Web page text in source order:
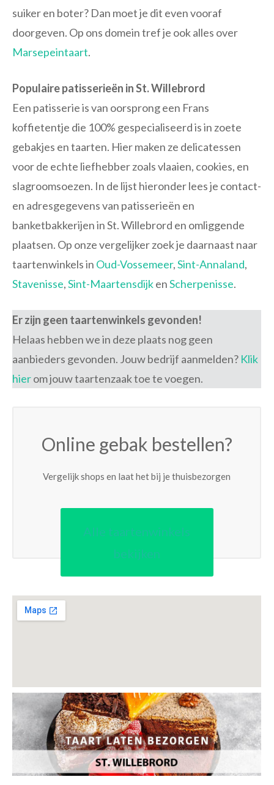
suiker en boter? Dan moet je dit even vooraf
doorgeven. Op ons domein tref je ook alles over
Marsepeintaart.
Populaire patisserieën in St. Willebrord
Een patisserie is van oorsprong een Frans
koffietentje die 100% gespecialiseerd is in zoete
gebakjes en taarten. Hier maken ze delicatessen
voor de echte liefhebber zoals vlaaien, cookies, en
slagroomsoezen. In de lijst hieronder lees je contact-
en adresgegevens van patisserieën en
banketbakkerijen in St. Willebrord en omliggende
plaatsen. Op onze vergelijker zoek je daarnaast naar
taartenwinkels in Oud-Vossemeer,Sint-Annaland,
Stavenisse,Sint-MaartensdijkenScherpenisse.
Er zijn geen taartenwinkels gevonden!
Helaas hebben we in deze plaats nog geen
aanbieders gevonden. Jouw bedrijf aanmelden? Klik
hierom jouw taartenzaak toe te voegen.
Online gebak bestellen?
Vergelijk shops en laat het bij je thuisbezorgen
Alle taartenwinkels
bekijken